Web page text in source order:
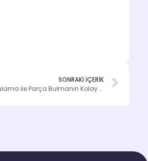
SONRAKİ İÇERİK
Geely EPC: Geely Şasi Sorgulama ile Parça Bulmanın Kolay Yolu